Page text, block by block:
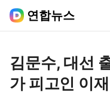
연합뉴스
김문수, 대선
가 피고인 이